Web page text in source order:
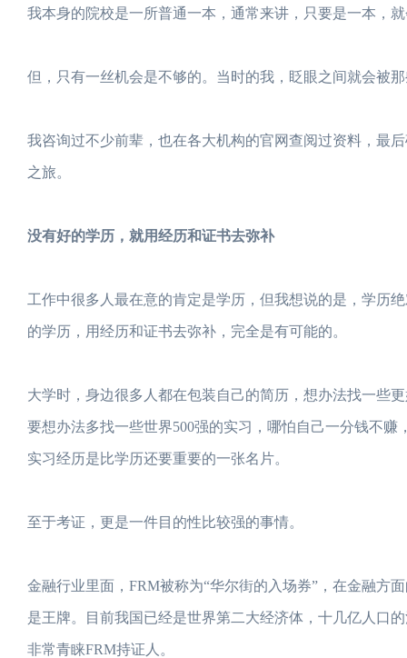
我本身的院校是一所普通一本，通常来讲，只要是一本，
但，只有一丝机会是不够的。当时的我，眨眼之间就会被
我咨询过不少前辈，也在各大机构的官网查阅过资料，最
之旅。
没有好的学历，就用经历和证书去弥补
工作中很多人最在意的肯定是学历，但我想说的是，学历
的学历，用经历和证书去弥补，完全是有可能的。
大学时，身边很多人都在包装自己的简历，想办法找一些
要想办法多找一些世界500强的实习，哪怕自己一分钱不
实习经历是比学历还要重要的一张名片。
至于考证，更是一件目的性比较强的事情。
金融行业里面，FRM被称为“华尔街的入场券”，在金融方
是王牌。目前我国已经是世界第二大经济体，十几亿人口
非常青睐FRM持证人。